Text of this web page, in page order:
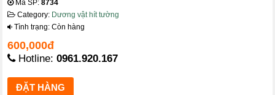
Mã SP:8734
Category: Dương vật hít tường
Tình trạng: Còn hàng
600,000đ
Hotline:0961.920.167